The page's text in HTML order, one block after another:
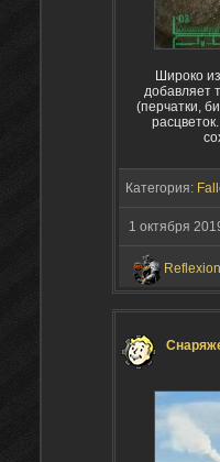
Широко
добавляет
(перчатки,
Категория:
1 октября
Reflexion